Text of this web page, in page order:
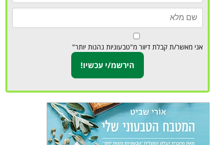
אני מאשר/ת קבלת דיוור מ"טבעוניות נהנות יותר"